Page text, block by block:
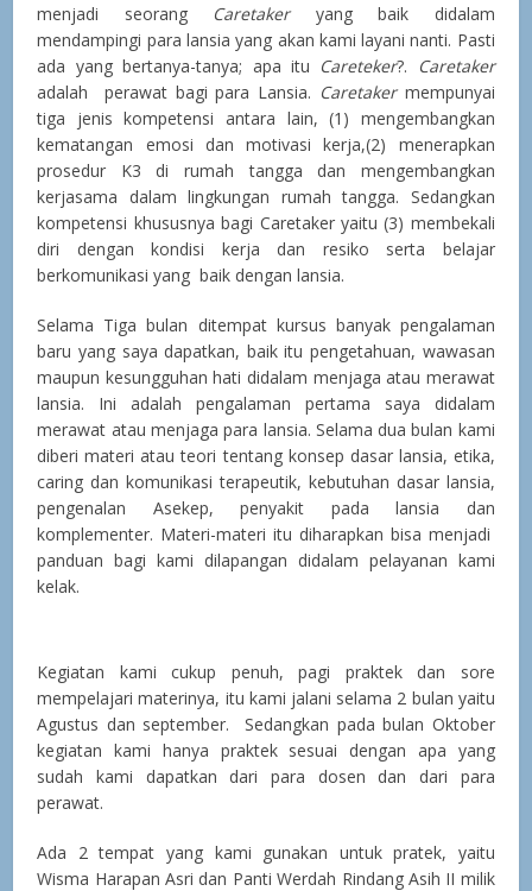
menjadi seorang Caretaker yang baik didalam
mendampingi para lansia yang akan kami layani nanti. Pasti
ada yang bertanya-tanya; apa itu Careteker?.
Caretaker
adalah perawat bagi para Lansia. Caretakermempunyai
tiga jenis kompetensi antara lain, (1) mengembangkan
kematangan emosi dan motivasi kerja,(2) menerapkan
prosedur K3 di rumah tangga dan mengembangkan
kerjasama dalam lingkungan rumah tangga. Sedangkan
kompetensi khususnya bagi Caretaker yaitu (3) membekali
diri dengan kondisi kerja dan resiko serta belajar
berkomunikasi yang baik dengan lansia.
Selama Tiga bulan ditempat kursus banyak pengalaman
baru yang saya dapatkan, baik itu pengetahuan, wawasan
maupun kesungguhan hati didalam menjaga atau merawat
lansia. Ini adalah pengalaman pertama saya didalam
merawat atau menjaga para lansia. Selama dua bulan kami
diberi materi atau teori tentang konsep dasar lansia, etika,
caring dan komunikasi terapeutik, kebutuhan dasar lansia,
pengenalan Asekep, penyakit pada lansia dan
komplementer. Materi-materi itu diharapkan bisa menjadi
panduan bagi kami dilapangan didalam pelayanan kami
kelak.
Kegiatan kami cukup penuh, pagi praktek dan sore
mempelajari materinya, itu kami jalani selama 2 bulan yaitu
Agustus dan september. Sedangkan pada bulan Oktober
kegiatan kami hanya praktek sesuai dengan apa yang
sudah kami dapatkan dari para dosen dan dari para
perawat.
Ada 2 tempat yang kami gunakan untuk pratek, yaitu
Wisma Harapan Asri dan Panti Werdah Rindang Asih II milik